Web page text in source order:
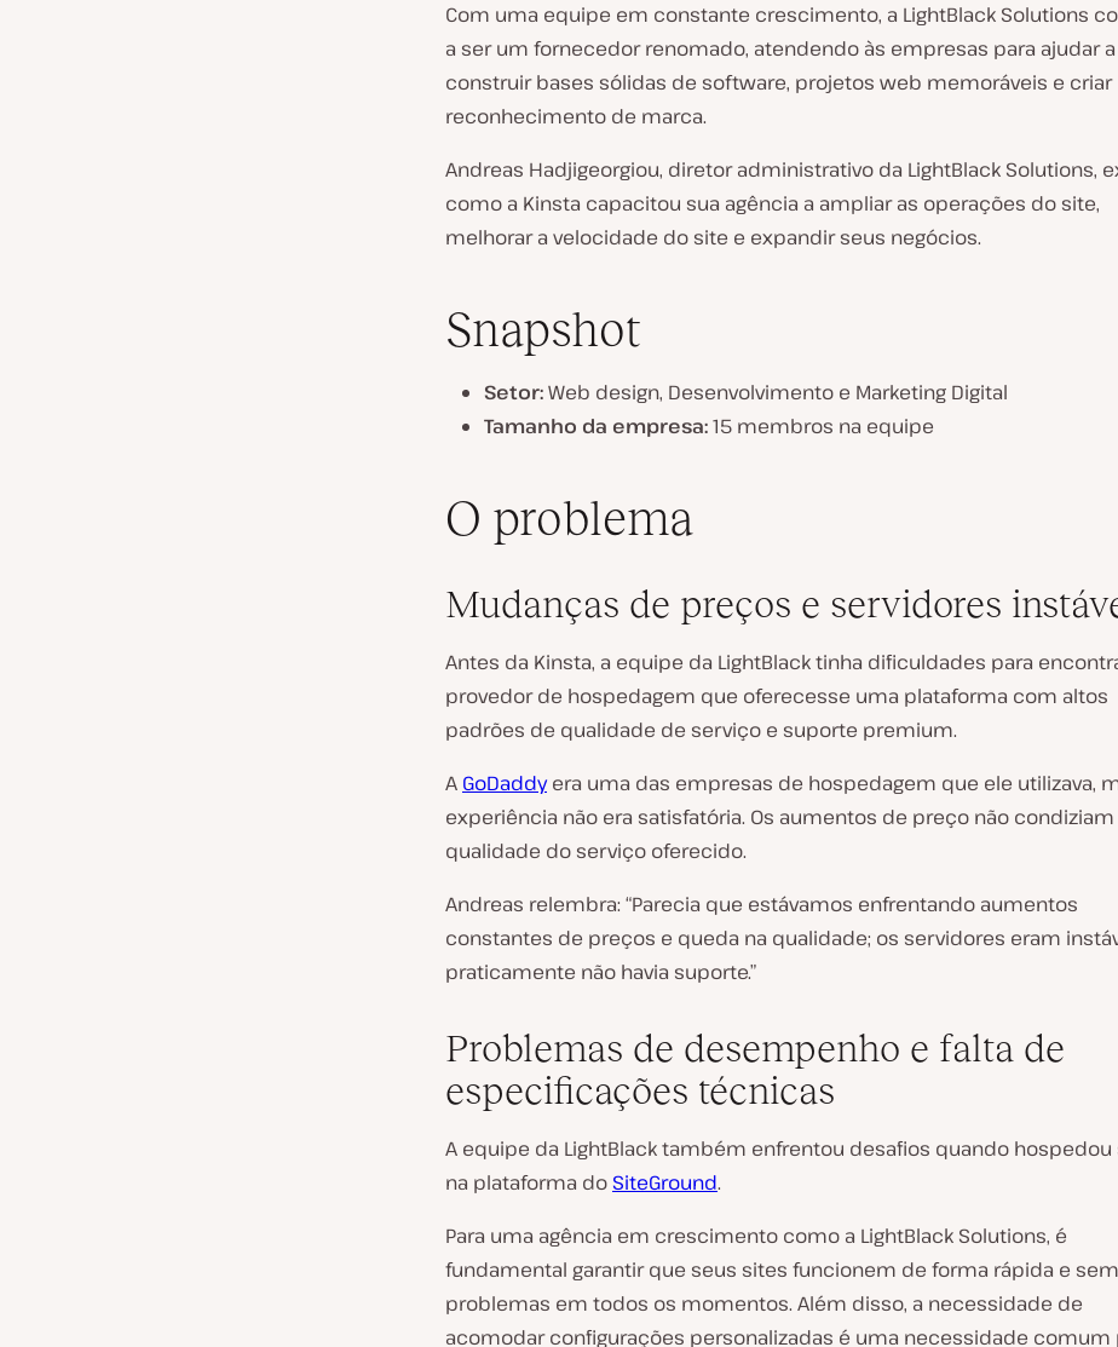
Com uma equipe em constante crescimento, a LightBlack Solutions
a ser um fornecedor renomado, atendendo às empresas para ajudar a
construir bases sólidas de software, projetos web memoráveis e criar
reconhecimento de marca.
Andreas Hadjigeorgiou, diretor administrativo da LightBlack Solutions,
como a Kinsta capacitou sua agência a ampliar as operações do site,
melhorar a velocidade do site e expandir seus negócios.
Snapshot
Setor:Web design, Desenvolvimento e Marketing Digital
Tamanho da empresa:15 membros na equipe
O problema
Mudanças de preços e servidores
Antes da Kinsta, a equipe da LightBlack tinha dificuldades para
provedor de hospedagem que oferecesse uma plataforma com altos
padrões de qualidade de serviço e suporte premium.
A GoDaddyera uma das empresas de hospedagem que ele utilizava,
experiência não era satisfatória. Os aumentos de preço não
qualidade do serviço oferecido.
Andreas relembra: “Parecia que estávamos enfrentando aumentos
constantes de preços e queda na qualidade; os servidores eram
praticamente não havia suporte.”
Problemas de desempenho e falta de
especificações técnicas
A equipe da LightBlack também enfrentou desafios quando hospedou
na plataforma do SiteGround.
Para uma agência em crescimento como a LightBlack Solutions, é
fundamental garantir que seus sites funcionem de forma rápida e sem
problemas em todos os momentos. Além disso, a necessidade de
acomodar configurações personalizadas é uma necessidade comum